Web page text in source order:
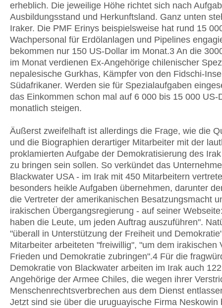
erheblich. Die jeweilige Höhe richtet sich nach
Ausbildungsstand und Herkunftsland. Ganz unten
Iraker. Die PMF Erinys beispielsweise hat rund 15
Wachpersonal für Erdölanlagen und Pipelines
bekommen nur 150 US-Dollar im Monat.3 An die
im Monat verdienen Ex-Angehörige chilenischer
nepalesische Gurkhas, Kämpfer von den Fidschi-
Südafrikaner. Werden sie für Spezialaufgaben
das Einkommen schon mal auf 6 000 bis 15 000 US-
monatlich steigen.
Äußerst zweifelhaft ist allerdings die Frage, wie die
und die Biographien derartiger Mitarbeiter mit der
proklamierten Aufgabe der Demokratisierung des
zu bringen sein sollen. So verkündet das
Blackwater USA - im Irak mit 450 Mitarbeitern
besonders heikle Aufgaben übernehmen, darunter
die Vertreter der amerikanischen Besatzungsmacht
irakischen Übergangsregierung - auf seiner
haben die Leute, um jeden Auftrag auszuführen".
"überall in Unterstützung der Freiheit und
Mitarbeiter arbeiteten "freiwillig", "um dem irakischen
Frieden und Demokratie zubringen".4 Für die
Demokratie von Blackwater arbeiten im Irak auch
Angehörige der Armee Chiles, die wegen ihrer
Menschenrechtsverbrechen aus dem Dienst
Jetzt sind sie über die uruguayische Firma Neskowin